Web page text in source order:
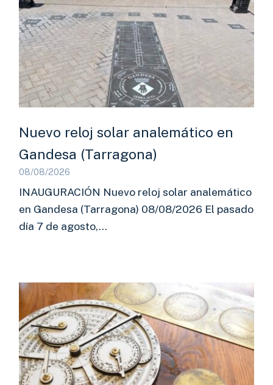
Nuevo reloj solar analemático en
Gandesa (Tarragona)
08/08/2026
INAUGURACIÓN Nuevo reloj solar analemático
en Gandesa (Tarragona) 08/08/2026 El pasado
día 7 de agosto,…